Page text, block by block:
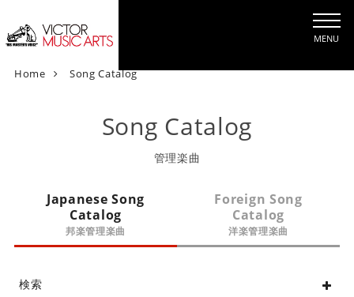
MENU
Home
V
u
Song Catalog
Song Catalog
管理楽曲
Japanese Song
Catalog
邦楽管理楽曲
Foreign Song
Catalog
洋楽管理楽曲
検索